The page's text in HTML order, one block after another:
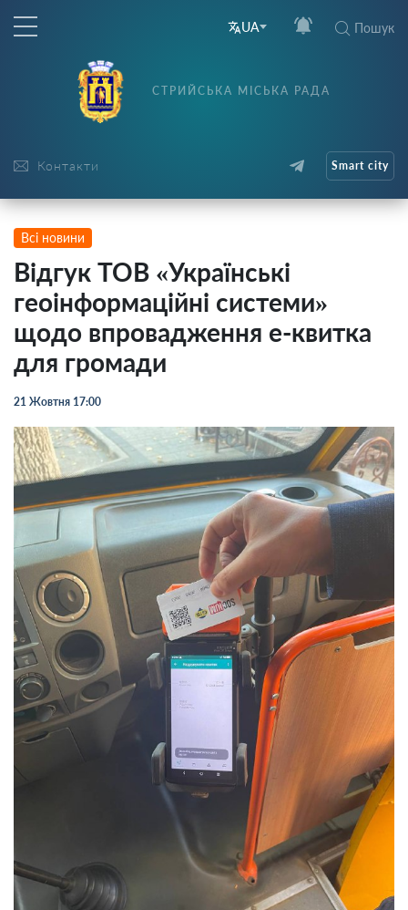
UA Пошук
Контакти
СТРИЙСЬКА МІСЬКА РАДА
Smart city
Всі новини
Відгук ТОВ «Українські
геоінформаційні системи»
щодо впровадження е-квитка
для громади
21 Жовтня 17:00